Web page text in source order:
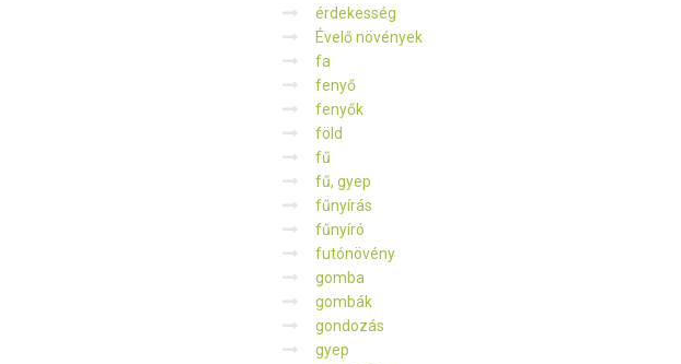
érdekesség
Évelő növények
fa
fenyő
fenyők
föld
fű
fű, gyep
fűnyírás
fűnyíró
futónövény
gomba
gombák
gondozás
gyep